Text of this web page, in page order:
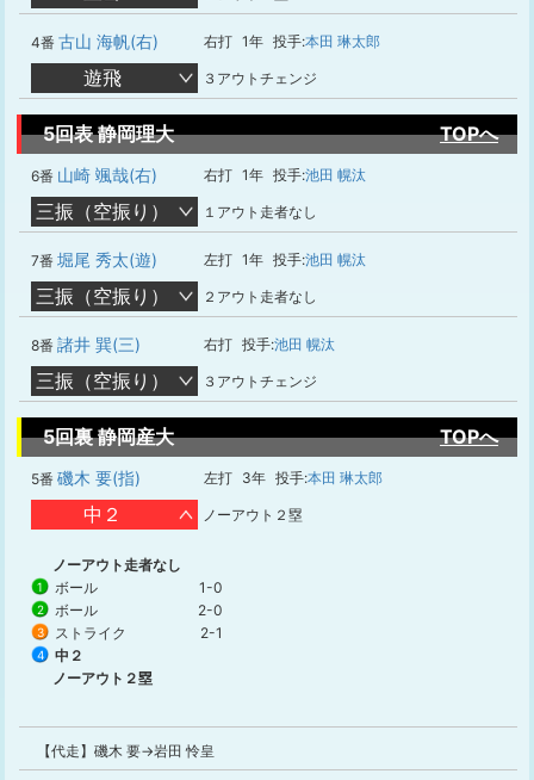
4番 古山 海帆(右) 右打 1年 投手:本田 琳太郎
遊飛 ３アウトチェンジ
5回表 静岡理大 TOPへ
6番 山崎 颯哉(右) 右打 1年 投手:池田 幌汰
三振（空振り） １アウト走者なし
7番 堀尾 秀太(遊) 左打 1年 投手:池田 幌汰
三振（空振り） ２アウト走者なし
8番 諸井 巽(三) 右打 投手:池田 幌汰
三振（空振り） ３アウトチェンジ
5回裏 静岡産大 TOPへ
5番 磯木 要(指) 左打 3年 投手:本田 琳太郎
中２ ノーアウト２塁
ノーアウト走者なし
1 ボール 1-0
2 ボール 2-0
3 ストライク 2-1
4
中２
ノーアウト２塁
【代走】磯木 要→岩田 怜皇